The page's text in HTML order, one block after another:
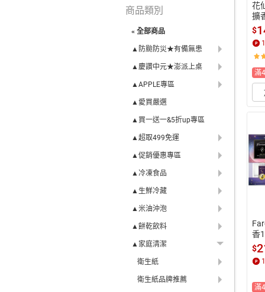
花
擴
$
1
滿
香
$
1
滿
商品類別
« 全部商品
▲防颱防災★有備無患
▲慶讚中元★澎派上桌
▲APPLE專區
▲愛買嚴選
▲買一送一&5折up專區
▲超取499免運
▲促銷優惠專區
▲冷凍食品
▲生鮮冷藏
▲米油沖泡
▲餅乾飲料
▲家庭清潔
衛生紙
衛生紙品牌推薦